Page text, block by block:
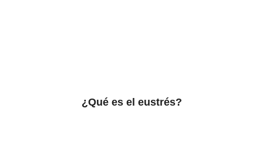
¿Qué es el eustrés?